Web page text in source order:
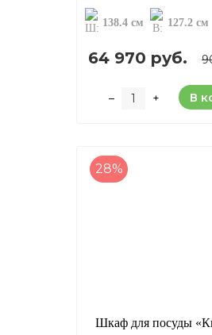
138.4 см 127.2 см
64 970 руб.
– + В
28%